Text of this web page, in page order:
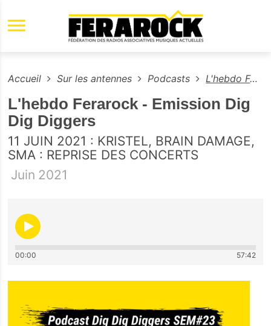
Aller au contenu principal
Accueil Sur les antennes Podcasts L'hebdo Ferarock - Emission Dig Dig Diggers
L'hebdo Ferarock - Emission Dig
Dig Diggers
11 JUIN 2021 : KRISTEL, BRAIN DAMAGE,
SMA : REPRISE DES CONCERTS
Juin 2021
00:00 57:42